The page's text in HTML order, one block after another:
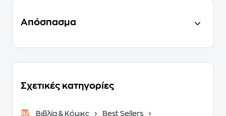
Απόσπασμα
Σχετικές κατηγορίες
Βιβλία & Κόμικς
Best Sellers